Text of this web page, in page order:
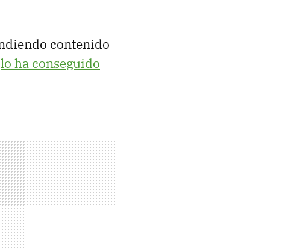
contenido
lo ha conseguido